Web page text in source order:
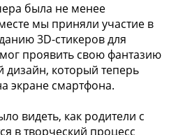
была не менее
мы приняли участие в
3D-стикеров для
проявить свою фантазию
дизайн, который теперь
экране смартфона.
видеть, как родители с
в творческий процесс